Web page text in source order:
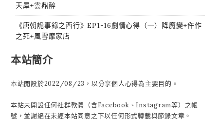
天犀+雲鼎醉
《唐朝詭事錄之西行》EP1-16劇情心得（一）降魔變+仵作
之死+風雪摩家店
本站簡介
本站開設於2022/08/23，以分享個人心得為主要目的。
本站未開設任何社群軟體（含Facebook、Instagram等）之帳
號，並謝絕在未經本站同意之下以任何形式轉載與節錄文章。